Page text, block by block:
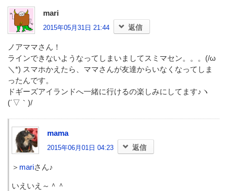
mari
2015年05月31日 21:44 返信
ノアママさん！
ラインできないようなってしまいましてスミマセン。。。(/ω
＼*) スマホかえたら、ママさんが友達からいなくなってしま
ったんです。
ドギーズアイランドへ一緒に行けるの楽しみにしてます♪ヽ
(´▽｀)/
mama
2015年06月01日 04:23 返信
＞ mariさん♪
いえいえ～＾＾